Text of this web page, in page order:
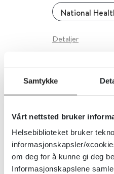
Samtykke
Vårt nettsted bruker
Helsebiblioteket bruker
informasjonskapsler/
om deg for å kunne gi deg
Informasjonskapslene
National
Detaljer
NORM -
Detaljer